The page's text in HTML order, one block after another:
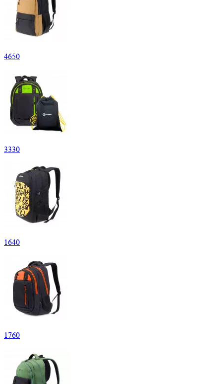
4650
3330
1640
1760